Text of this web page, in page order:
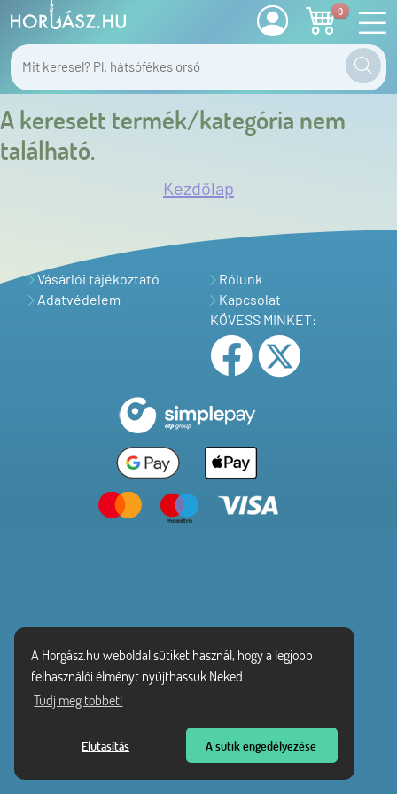
A Horgász.hu weboldal sütiket használ, hogy a legjobb
felhasználói élményt nyújthassuk Neked.
Tudj meg többet!
Elutasítás A sütik engedélyezése
0
A keresett termék/kategória nem
található.
Kezdőlap
Vásárlói tájékoztató
Adatvédelem
Rólunk
Kapcsolat
KÖVESS MINKET: